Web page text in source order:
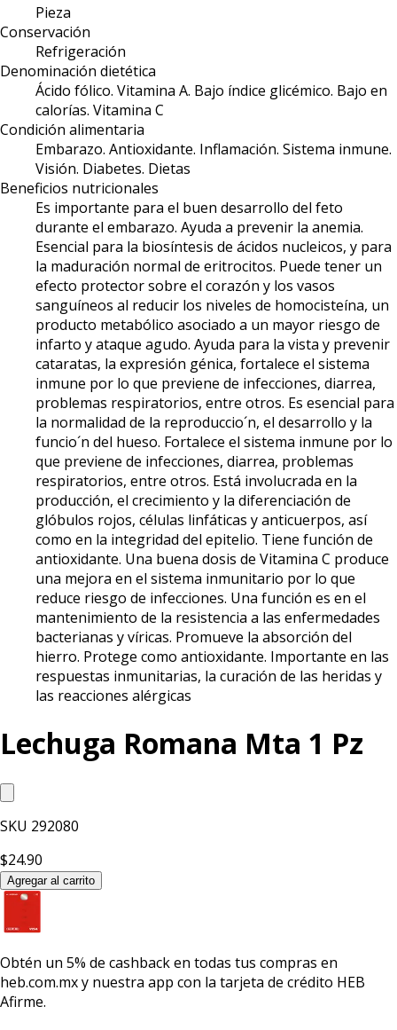
Pieza
Conservación
Refrigeración
Denominación dietética
Ácido fólico. Vitamina A. Bajo índice glicémico. Bajo en
calorías. Vitamina C
Condición alimentaria
Embarazo. Antioxidante. Inflamación. Sistema inmune.
Visión. Diabetes. Dietas
Beneficios nutricionales
Es importante para el buen desarrollo del feto
durante el embarazo. Ayuda a prevenir la anemia.
Esencial para la biosíntesis de ácidos nucleicos, y para
la maduración normal de eritrocitos. Puede tener un
efecto protector sobre el corazón y los vasos
sanguíneos al reducir los niveles de homocisteína, un
producto metabólico asociado a un mayor riesgo de
infarto y ataque agudo. Ayuda para la vista y prevenir
cataratas, la expresión génica, fortalece el sistema
inmune por lo que previene de infecciones, diarrea,
problemas respiratorios, entre otros. Es esencial para
la normalidad de la reproduccio´n, el desarrollo y la
funcio´n del hueso. Fortalece el sistema inmune por lo
que previene de infecciones, diarrea, problemas
respiratorios, entre otros. Está involucrada en la
producción, el crecimiento y la diferenciación de
glóbulos rojos, células linfáticas y anticuerpos, así
como en la integridad del epitelio. Tiene función de
antioxidante. Una buena dosis de Vitamina C produce
una mejora en el sistema inmunitario por lo que
reduce riesgo de infecciones. Una función es en el
mantenimiento de la resistencia a las enfermedades
bacterianas y víricas. Promueve la absorción del
hierro. Protege como antioxidante. Importante en las
respuestas inmunitarias, la curación de las heridas y
las reacciones alérgicas
Lechuga Romana Mta 1 Pz
SKU 292080
$24.90
Agregar al carrito
Obtén un 5% de cashbacken todas tus compras en
heb.com.mx y nuestra app con la tarjeta de crédito HEB
Afirme.